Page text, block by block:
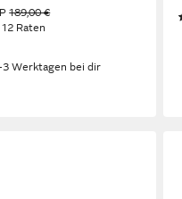
189,00 €
Raten
Werktagen bei dir